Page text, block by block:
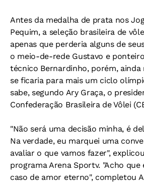
Antes da medalha de prata nos
Pequim, a seleção brasileira de
apenas que perderia alguns de
o meio-de-rede Gustavo e
técnico Bernardinho, porém,
se ficaria para mais um ciclo
sabe, segundo Ary Graça, o
Confederação Brasileira de Vôlei
"Não será uma decisão minha, é
Na verdade, eu marquei uma
avaliar o que vamos fazer",
programa Arena Sportv. "Acho
caso de amor eterno", completou